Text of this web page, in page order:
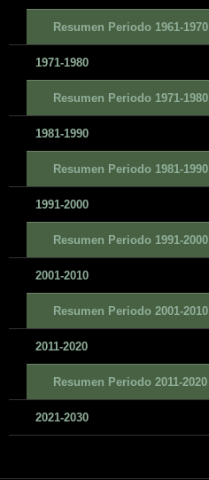
Resumen Periodo 1961-1970
1971-1980
Resumen Periodo 1971-1980
1981-1990
Resumen Periodo 1981-1990
1991-2000
Resumen Periodo 1991-2000
2001-2010
Resumen Periodo 2001-2010
2011-2020
Resumen Periodo 2011-2020
2021-2030